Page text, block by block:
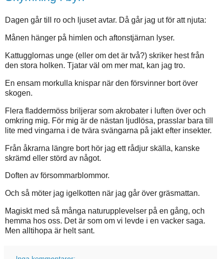
Dagen går till ro och ljuset avtar. Då går jag ut för att njuta:
Månen hänger på himlen och aftonstjärnan lyser.
Kattugglornas unge (eller om det är två?) skriker hest från
den stora holken. Tjatar väl om mer mat, kan jag tro.
En ensam morkulla knispar när den försvinner bort över
skogen.
Flera fladdermöss briljerar som akrobater i luften över och
omkring mig. För mig är de nästan ljudlösa, prasslar bara till
lite med vingarna i de tvära svängarna på jakt efter insekter.
Från åkrarna längre bort hör jag ett rådjur skälla, kanske
skrämd eller störd av något.
Doften av försommarblommor.
Och så möter jag igelkotten när jag går över gräsmattan.
Magiskt med så många naturupplevelser på en gång, och
hemma hos oss. Det är som om vi levde i en vacker saga.
Men alltihopa är helt sant.